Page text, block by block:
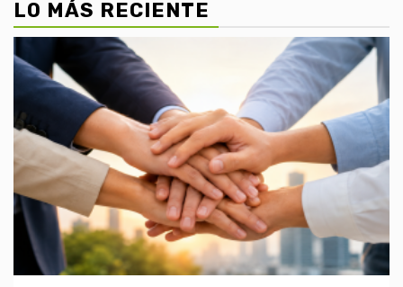
LO MÁS RECIENTE